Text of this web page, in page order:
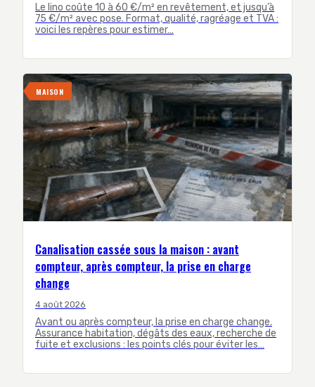
Le lino coûte 10 à 60 €/m² en revêtement, et jusqu’à
75 €/m² avec pose. Format, qualité, ragréage et TVA :
voici les repères pour estimer…
MAISON
Canalisation cassée sous la maison : avant
compteur, après compteur, la prise en charge
change
4 août 2026
Avant ou après compteur, la prise en charge change.
Assurance habitation, dégâts des eaux, recherche de
fuite et exclusions : les points clés pour éviter les…